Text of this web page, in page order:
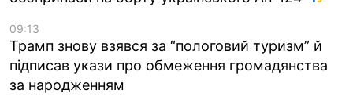
09:13
Трамп знову взявся за “пологовий туризм” й
підписав укази про обмеження громадянства
за народженням